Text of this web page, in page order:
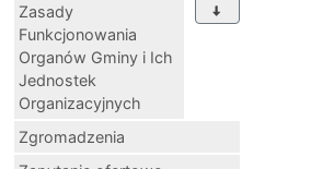
Zasady
Funkcjonowania
Organów Gminy i Ich
Jednostek
Organizacyjnych
Zgromadzenia